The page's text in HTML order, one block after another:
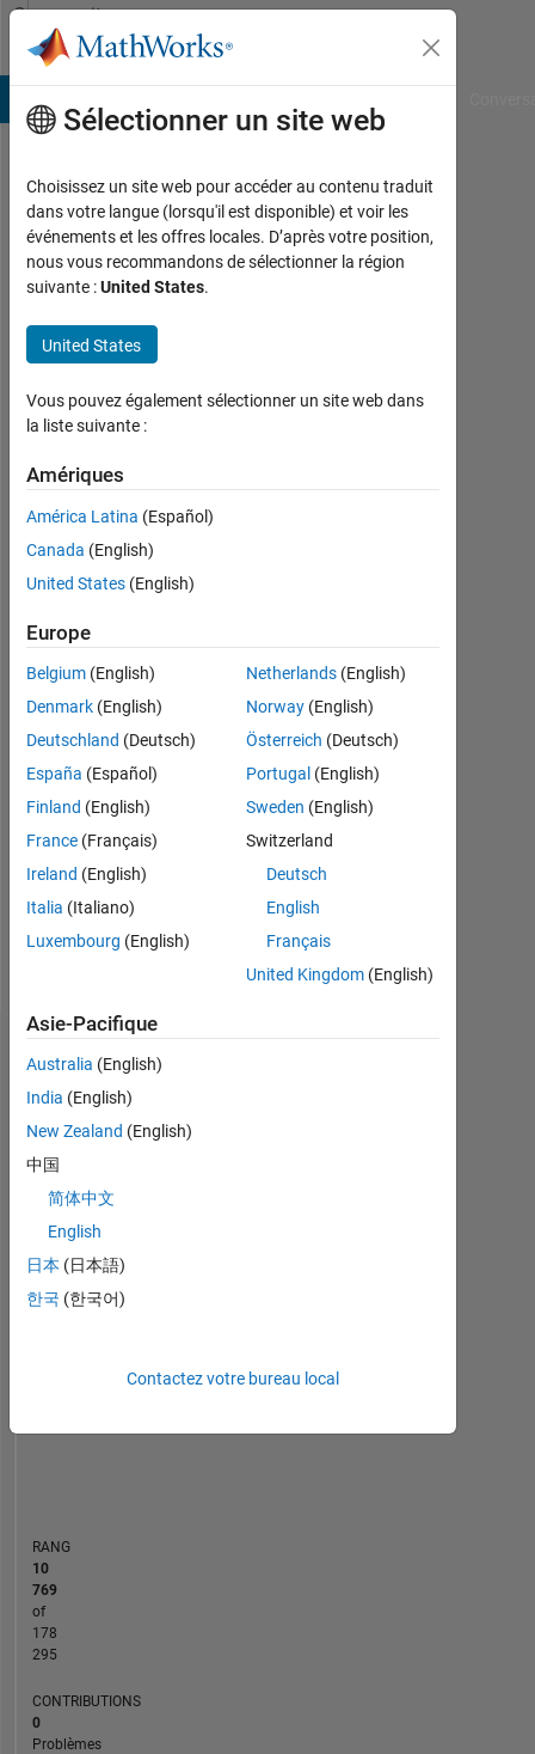
Passer au contenu
Community
Profile
Dr.
JANAK
TRIVEDI
Last
seen:
de 3
ans il
|
Actif
depuis
0
Following:
0
Follow
Message
Vision,
Image
Statistiques
CONTRIBUTIONS
-10
-5
30
35
40
60
50
-20
L
03/18
02/19
01/20
12/20
11/21
10/22
09/23
08/24
07/25
06/26
03/19
03/20
03/21
03/22
03/23
03/24 03/25
03/26 05/19 07/20 09/21 11/22 01/24
RANG
10
769
of
178
295
CONTRIBUTIONS
0
Problèmes
Sélectionner un site web
Choisissez un site web pour accéder au contenu traduit
dans votre langue (lorsqu'il est disponible) et voir les
événements et les offres locales. D’après votre position,
nous vous recommandons de sélectionner la région
suivante :United States.
United States
Vous pouvez également sélectionner un site web dans
la liste suivante :
Amériques
América Latina (Español)
Canada (English)
United States (English)
Europe
Belgium (English)
Denmark (English)
Deutschland (Deutsch)
España (Español)
Finland (English)
France (Français)
Ireland (English)
Italia (Italiano)
Luxembourg (English)
Netherlands(English)
Norway(English)
Österreich (Deutsch)
Portugal (English)
Sweden (English)
Switzerland
Deutsch
English
Français
United Kingdom(English)
Asie-Pacifique
Australia (English)
India (English)
New Zealand (English)
中国
简体中文
English
日本 (日本語)
한국 (한국어)
Contactez votre bureau local